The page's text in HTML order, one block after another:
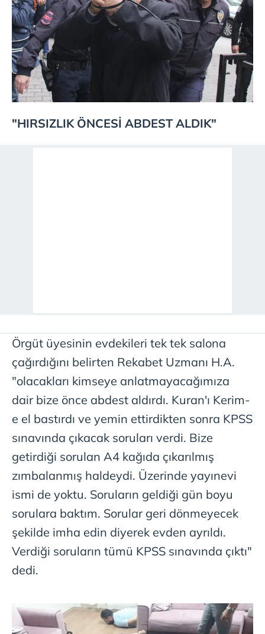
"HIRSIZLIK ÖNCESİ ABDEST ALDIK"
Örgüt üyesinin evdekileri tek tek salona
çağırdığını belirten Rekabet Uzmanı H.A.
"olacakları kimseye anlatmayacağımıza
dair bize önce abdest aldırdı. Kuran'ı Kerim-
e el bastırdı ve yemin ettirdikten sonra KPSS
sınavında çıkacak soruları verdi. Bize
getirdiği sorulan A4 kağıda çıkarılmış
zımbalanmış haldeydi. Üzerinde yayınevi
ismi de yoktu. Soruların geldiği gün boyu
sorulara baktım. Sorular geri dönmeyecek
şekilde imha edin diyerek evden ayrıldı.
Verdiği soruların tümü KPSS sınavında çıktı"
dedi.